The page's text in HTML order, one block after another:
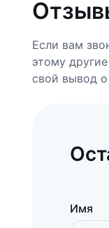
Если вам
этому
свой вывод
Имя